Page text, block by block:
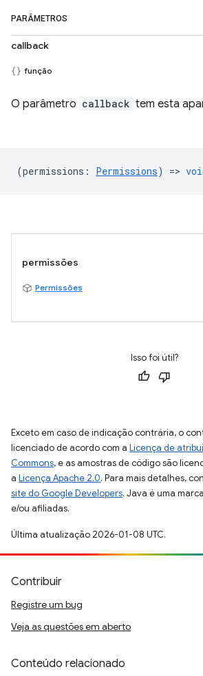
PARÂMETROS
callback
função
O parâmetro callback tem esta
(permissions : Permissions) =>
permissões
Permissões
Isso foi útil?
Exceto em caso de indicação contrária, o
licenciado de acordo com a Licença de
Commons, e as amostras de código são
a Licença Apache 2.0. Para mais detalhes,
site do Google Developers. Java é uma
e/ou afiliadas.
Última atualização 2026-01-08 UTC.
Contribuir
Registre um bug
Veja as questões em aberto
Conteúdo relacionado